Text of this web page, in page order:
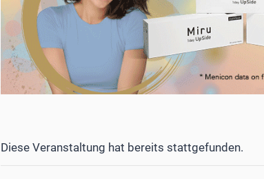
Diese Veranstaltung hat bereits stattgefunden.